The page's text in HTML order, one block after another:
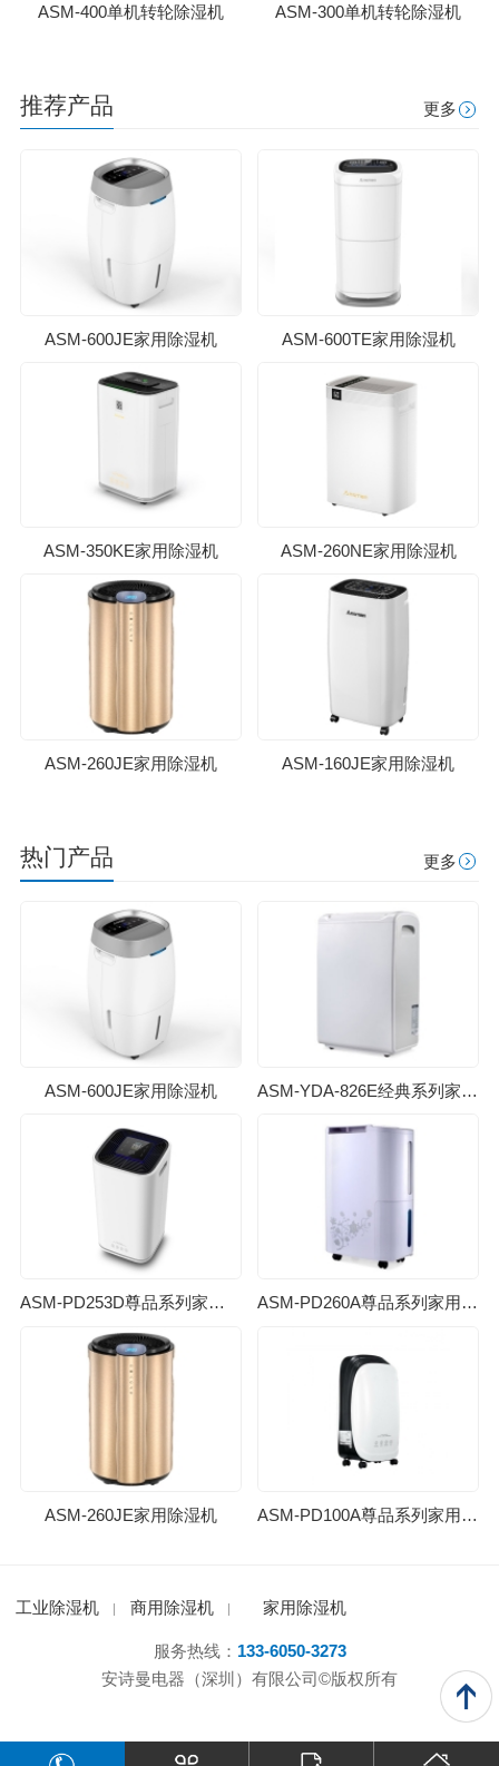
ASM-400单机转轮除湿机 ASM-300单机转轮除湿机
推荐产品 更多
ASM-600JE家用除湿机 ASM-600TE家用除湿机
ASM-350KE家用除湿机 ASM-260NE家用除湿机
ASM-260JE家用除湿机 ASM-160JE家用除湿机
热门产品 更多
ASM-600JE家用除湿机 ASM-YDA-826E经典系列家用除湿机
ASM-PD253D尊品系列家用除湿机 ASM-PD260A尊品系列家用除湿机
ASM-260JE家用除湿机 ASM-PD100A尊品系列家用除湿机
工业除湿机 商用除湿机 家用除湿机
服务热线： 133-6050-3273
安诗曼电器（深圳）有限公司©版权所有